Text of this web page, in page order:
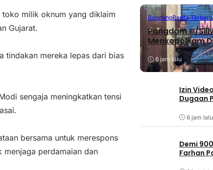
toko milik oknum yang diklaim
Gujarat.
tindakan mereka lepas dari bias
sengaja meningkatkan tensi
bersama untuk merespons
perdamaian dan
BandungBerita Terbaru
Pangdam III/
Menkopolkam
6 jam lalu
Izin
Dugaan
6 jam lalu
Demi
Farhan